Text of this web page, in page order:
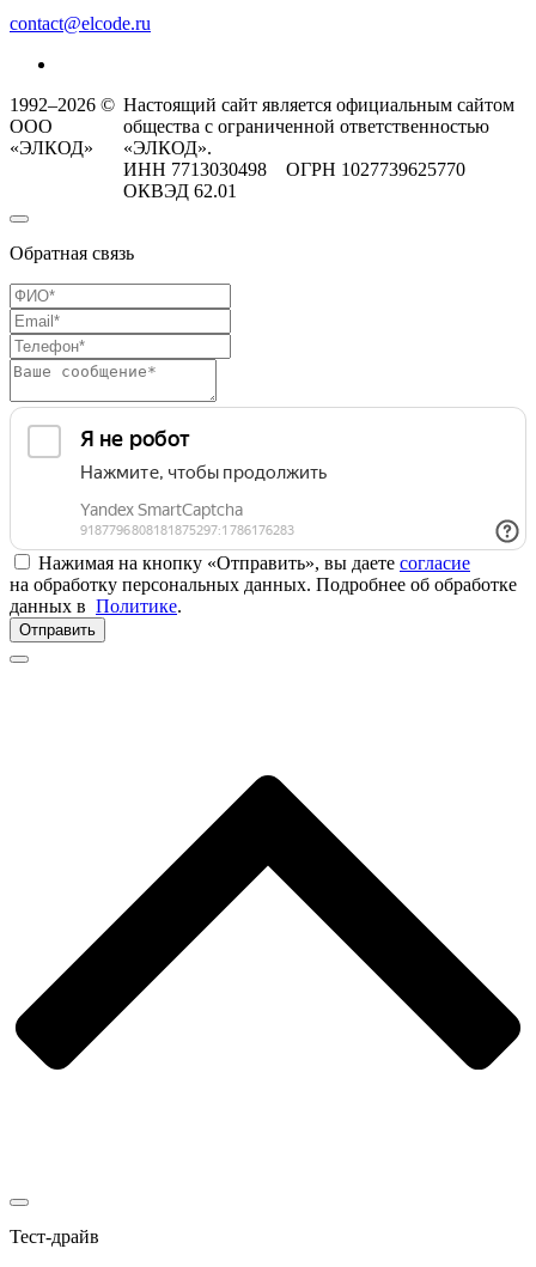
contact@elcode.ru
1992–2026 ©
ООО
«ЭЛКОД»
Настоящий сайт является официальным сайтом
общества с ограниченной ответственностью
«ЭЛКОД».
ИНН 7713030498 ОГРН 1027739625770
ОКВЭД 62.01
Обратная связь
Нажимая на кнопку «Отправить», вы даете согласие
на обработку персональных данных. Подробнее об обработке
данных в Политике.
Отправить
Тест-драйв